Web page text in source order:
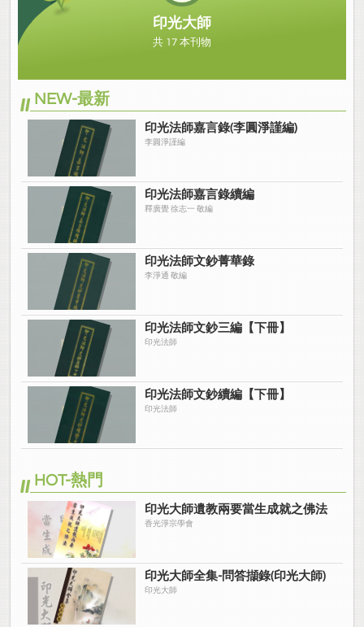
印光大師
共 17 本刊物
NEW-最新
印光法師嘉言錄(李圓淨謹編)
李圓淨謹編
印光法師嘉言錄續編
釋廣覺 徐志一 敬編
印光法師文鈔菁華錄
李淨通 敬編
印光法師文鈔三編【下冊】
印光法師
印光法師文鈔續編【下冊】
印光法師
HOT-熱門
印光大師遺教兩要當生成就之佛法
香光淨宗學會
印光大師全集-問答擷錄(印光大師)
印光大師